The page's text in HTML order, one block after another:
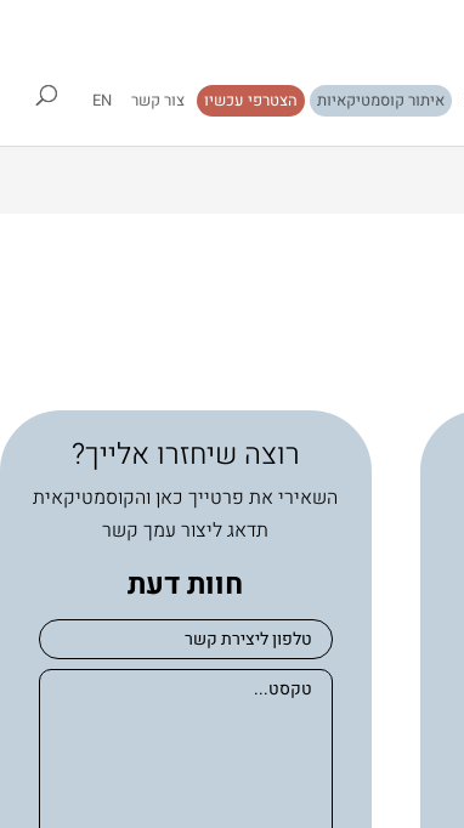
איתור קוסמטיקאיות הצטרפי עכשיו צור קשר EN
רוצה שיחזרו אלייך?
השאירי את פרטייך כאן והקוסמטיקאית
תדאג ליצור עמך קשר
חוות דעת